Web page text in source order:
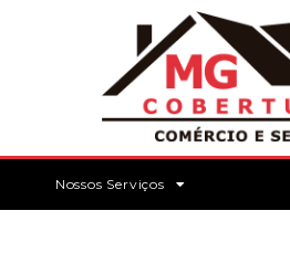
Nossos Serviços